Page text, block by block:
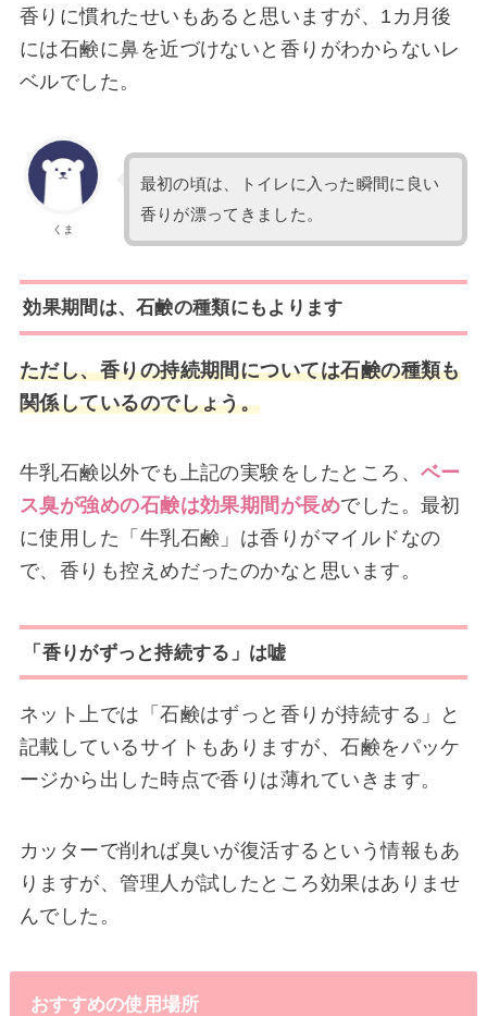
香りに慣れたせいもあると思いますが、1カ月後
には石鹸に鼻を近づけないと香りがわからないレ
ベルでした。
くま
最初の頃は、トイレに入った瞬間に良い
香りが漂ってきました。
効果期間は、石鹸の種類にもよります
ただし、香りの持続期間については石鹸の種類も
関係しているのでしょう。
牛乳石鹸以外でも上記の実験をしたところ、 ベー
ス臭が強めの石鹸は効果期間が長めでした。最初
に使用した「牛乳石鹸」は香りがマイルドなの
で、香りも控えめだったのかなと思います。
「香りがずっと持続する」は嘘
ネット上では「石鹸はずっと香りが持続する」と
記載しているサイトもありますが、石鹸をパッケ
ージから出した時点で香りは薄れていきます。
カッターで削れば臭いが復活するという情報もあ
りますが、管理人が試したところ効果はありませ
んでした。
おすすめの使用場所